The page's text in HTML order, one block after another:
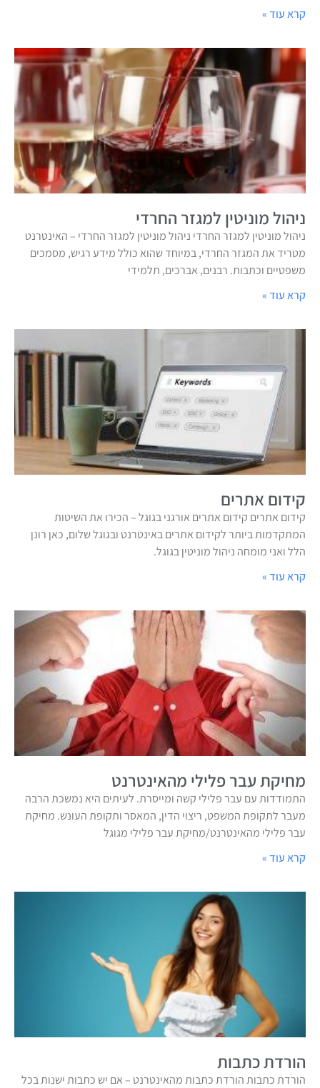
קרא עוד »
ניהול מוניטין למגזר החרדי
ניהול מוניטין למגזר החרדי ניהול מוניטין למגזר החרדי – האינטרנט
מטריד את המגזר החרדי, במיוחד שהוא כולל מידע רגיש, מסמכים
משפטיים וכתבות. רבנים, אברכים, תלמידי
קרא עוד »
קידום אתרים
קידום אתרים קידום אתרים אורגני בגוגל – הכירו את השיטות
המתקדמות ביותר לקידום אתרים באינטרנט ובגוגל שלום, כאן רונן
הלל ואני מומחה ניהול מוניטין בגוגל.
קרא עוד »
מחיקת עבר פלילי מהאינטרנט
התמודדות עם עבר פלילי קשה ומייסרת. לעיתים היא נמשכת הרבה
מעבר לתקופת המשפט, ריצוי הדין, המאסר ותקופת העונש. מחיקת
עבר פלילי מהאינטרנט/מחיקת עבר פלילי מגוגל
קרא עוד »
הורדת כתבות
הורדת כתבות הורדת כתבות מהאינטרנט – אם יש כתבות ישנות בכל